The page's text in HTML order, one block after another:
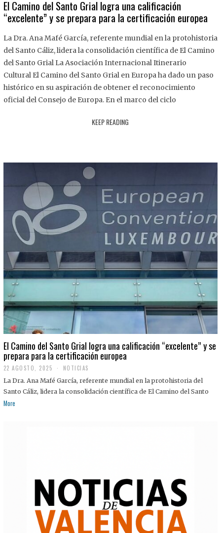
.
8
2
2
El Camino del Santo Grial logra una calificación
“excelente” y se prepara para la certificación europea
La Dra. Ana Mafé García, referente mundial en la protohistoria
del Santo Cáliz, lidera la consolidación científica de El Camino
del Santo Grial La Asociación Internacional Itinerario
Cultural El Camino del Santo Grial en Europa ha dado un paso
histórico en su aspiración de obtener el reconocimiento
oficial del Consejo de Europa. En el marco del ciclo
KEEP READING
El Camino del Santo Grial logra una calificación “excelente” y se
prepara para la certificación europea
22 AGOSTO, 2025
2
A
G
NOTICIAS
La Dra. Ana Mafé García, referente mundial en la protohistoria del
Santo Cáliz, lidera la consolidación científica de El Camino del Santo
More